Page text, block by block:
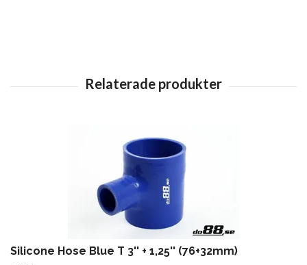
Silicone Hose Blue T 3'' + 1,25'' (76+32mm)